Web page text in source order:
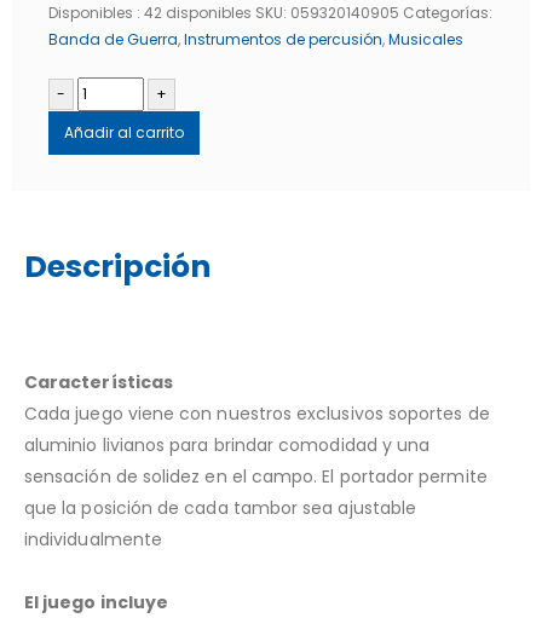
Disponibles : 42 disponibles SKU: 059320140905 Categorías:
Banda de Guerra,Instrumentos de percusión,Musicales
-
+
Añadir al carrito
Descripción
Características
Cada juego viene con nuestros exclusivos soportes de
aluminio livianos para brindar comodidad y una
sensación de solidez en el campo. El portador permite
que la posición de cada tambor sea ajustable
individualmente
El juego incluye